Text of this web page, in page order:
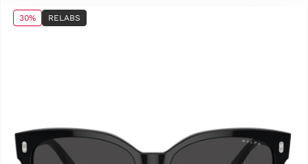
30% RELABS